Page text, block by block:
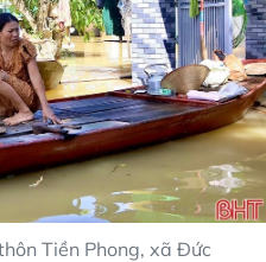
Tiền Phong, xã Đức